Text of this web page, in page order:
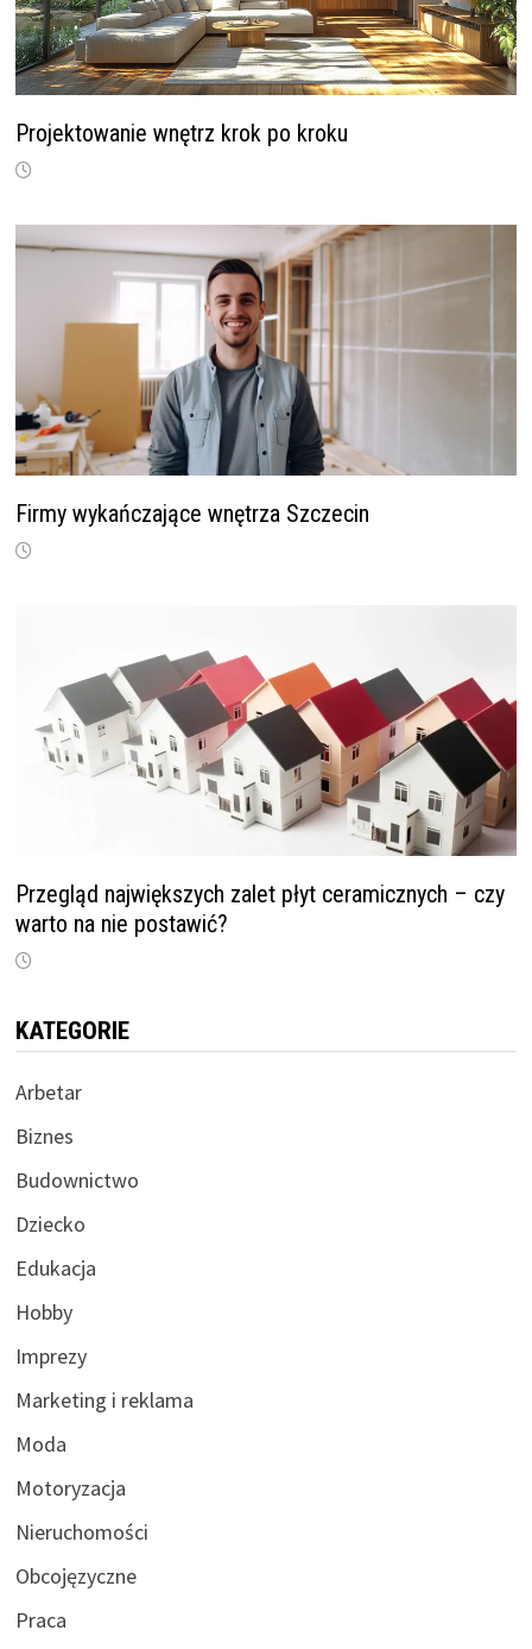
Projektowanie wnętrz krok po kroku
Firmy wykańczające wnętrza Szczecin
Przegląd największych zalet płyt ceramicznych – czy
warto na nie postawić?
KATEGORIE
Arbetar
Biznes
Budownictwo
Dziecko
Edukacja
Hobby
Imprezy
Marketing i reklama
Moda
Motoryzacja
Nieruchomości
Obcojęzyczne
Praca